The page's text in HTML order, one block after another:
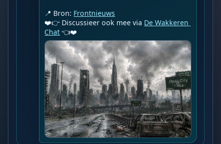
📍 Bron: Frontnieuws
❤️👉 Discussieer ook mee via De Wakkeren
Chat 👈❤️